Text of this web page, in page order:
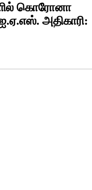
கொரோனா
ஐ.ஏ.எஸ். அதிகாரி: